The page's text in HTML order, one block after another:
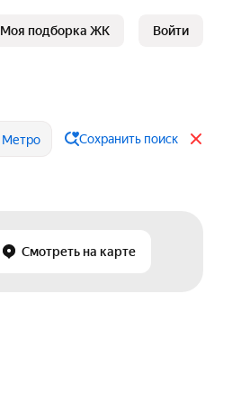
Моя подборка ЖК Войти
Метро Сохранить поиск
Смотреть на карте